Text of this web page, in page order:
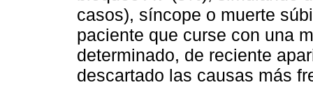
casos), síncope o muerte
paciente que curse con una
determinado, de reciente
descartado las causas más